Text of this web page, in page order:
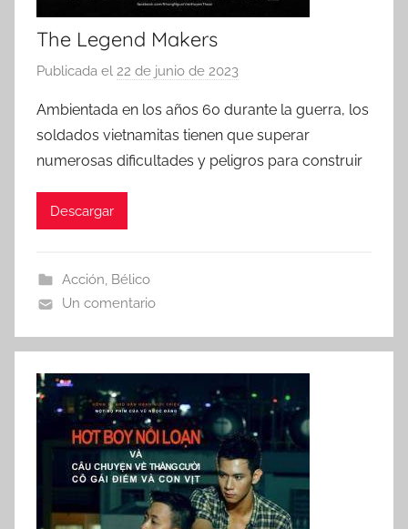
The Legend Makers
Publicada el 22 de junio de 2023
r
Ambientada en los años 60 durante la guerra, los
soldados vietnamitas tienen que superar
numerosas dificultades y peligros para construir
Descargar
Acción, Bélico
Un comentario